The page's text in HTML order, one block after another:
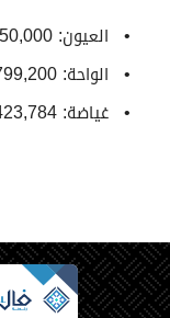
العيون: 350,000 ريال سعودي
الواحة: 92,799,200 ريال سعودي
غياضة: 423,784 ريال سعودي